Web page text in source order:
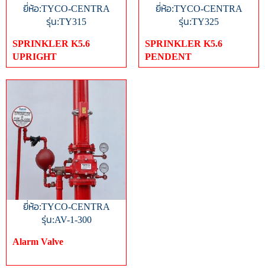
ยี่ห้อ:TYCO-CENTRA
รุ่น:TY315
SPRINKLER K5.6
UPRIGHT
ยี่ห้อ:TYCO-CENTRA
รุ่น:TY325
SPRINKLER K5.6
PENDENT
ยี่ห้อ:TYCO-CENTRA
รุ่น:AV-1-300
Alarm Valve